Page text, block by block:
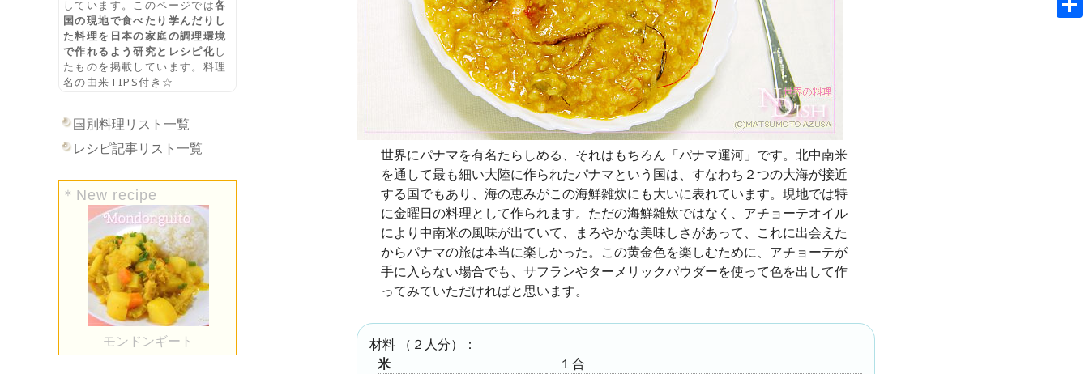
世界にパナマを有名たらしめる、それはもちろん「パナマ運河」です。北中南米
を通して最も細い大陸に作られたパナマという国は、すなわち２つの大海が接近
する国でもあり、海の恵みがこの海鮮雑炊にも大いに表れています。現地では特
に金曜日の料理として作られます。ただの海鮮雑炊ではなく、アチョーテオイル
により中南米の風味が出ていて、まろやかな美味しさがあって、これに出会えた
からパナマの旅は本当に楽しかった。この黄金色を楽しむために、アチョーテが
手に入らない場合でも、サフランやターメリックパウダーを使って色を出して作
ってみていただければと思います。
材料 （ ２人分）：
米
１合
しています。このページでは各
国の現地で食べたり学んだりし
た料理を日本の家庭の調理環境
で作れるよう研究とレシピ化し
たものを掲載しています。料理
名の由来TIPS付き☆
国別料理リスト一覧
レシピ記事リスト一覧
＊New recipe
モンドンギート